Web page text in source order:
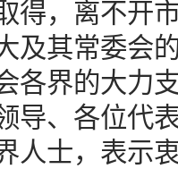
，离不开市
及其常委会
各界的大力
导、各位代
人士，表示